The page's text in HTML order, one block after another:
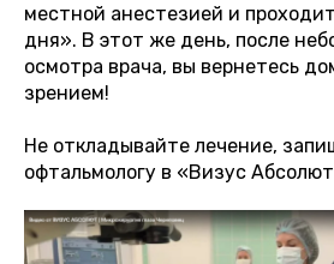
местной анестезией и
дня». В этот же день, после
осмотра врача, вы вернетесь
зрением!
Не откладывайте лечение,
офтальмологу в «Визус